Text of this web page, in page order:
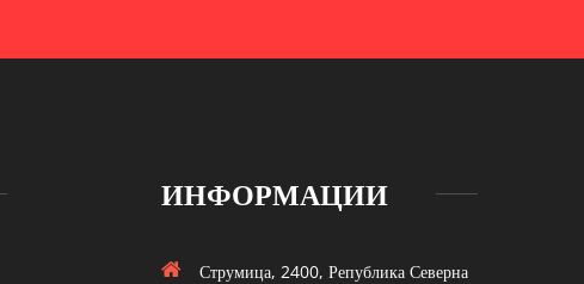
ИНФОРМАЦИИ
Струмица, 2400, Република Северна